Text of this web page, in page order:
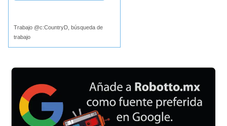
Trabajo @c:CountryD, búsqueda de
trabajo